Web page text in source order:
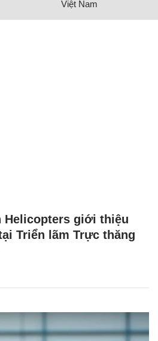
Việt Nam
Helicopters giới thiệu
Triển lãm Trực thăng